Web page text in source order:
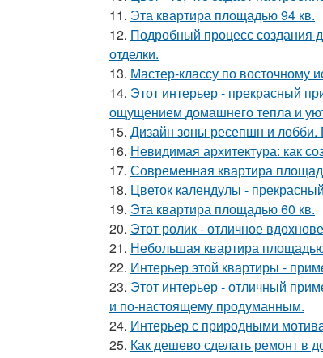
11. Эта квартира площадью 94 кв.
12. Подробный процесс создания
отделки.
13. Мастер-классу по восточному
14. Этот интерьер - прекрасный
ощущением домашнего тепла и
15. Дизайн зоны ресепшн и лобби.
16. Невидимая архитектура: как
17. Современная квартира
18. Цветок календулы -
19. Эта квартира площадью 60 кв.
20. Этот ролик - отличное
21. Небольшая квартира
22. Интерьер этой квартиры -
23. Этот интерьер - отличный
и по-настоящему продуманным.
24. Интерьер с природными
25. Как дешево сделать ремонт в